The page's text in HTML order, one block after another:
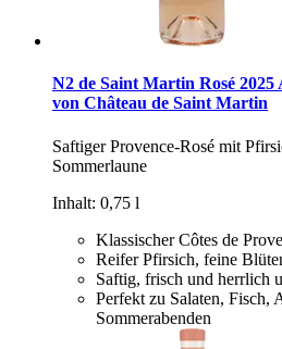
N2 de Saint Martin Rosé 2025
von Château de Saint Martin
Saftiger Provence-Rosé mit
Sommerlaune
Inhalt: 0,75 l
Klassischer Côtes de
Reifer Pfirsich, feine
Saftig, frisch und herrlich
Perfekt zu Salaten, Fisch,
Sommerabenden